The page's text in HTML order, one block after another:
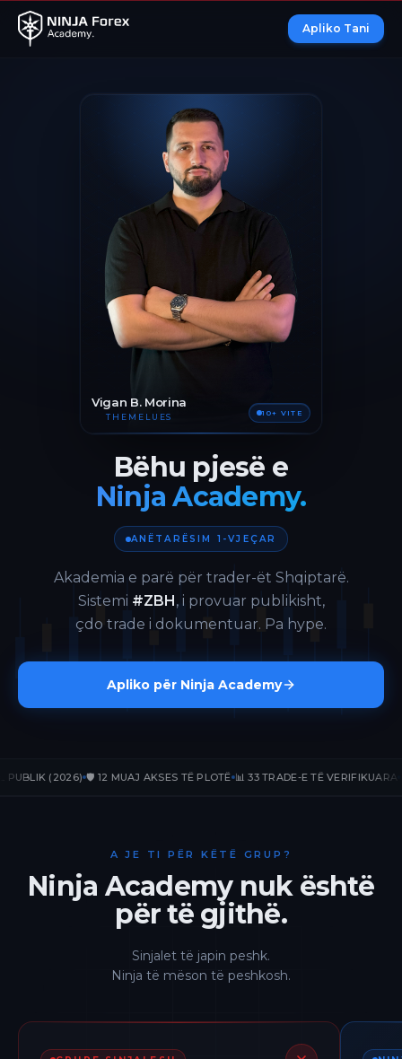
Apliko Tani
Vigan B. Morina
THEMELUES 10+ VITE
Bëhu pjesë e
Ninja Academy.
ANËTARËSIM 1-VJEÇAR
Akademia e parë për trader-ët Shqiptarë.
Sistemi #ZBH, i provuar publikisht,
çdo trade i dokumentuar. Pa hype.
Apliko për Ninja Academy
(2026) 🛡️ 12 MUAJ AKSES TË PLOTË 📊 33 TRADE-E TË VERIFIKUARA 📈
A JE TI PËR KËTË GRUP?
Ninja Academy nuk është
për të gjithë.
Sinjalet të japin peshk.
Ninja të mëson të peshkosh.